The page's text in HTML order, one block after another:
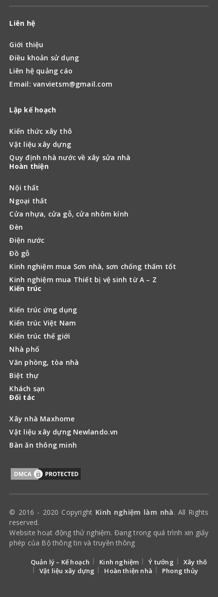
Liên hệ
Giới thiệu
Điều khoản sử dụng
Liên hệ quảng cáo
Email: vanvietsm@gmail.com
Lập kế hoạch
Kiến thức xây thô
Vật liệu xây dựng
Quy định nhà nước về xây sửa nhà
Hoàn thiện
Nội thất
Ngoại thất
Cửa nhựa, cửa gỗ, cửa nhôm kính
Đèn
Điện nước
Đồ gỗ
Kinh nghiệm mua Sơn nhà, sơn chống thấm tốt
Kinh nghiệm mua Thiết bị vệ sinh từ A – Z
Kiến trúc
Kiến trúc ứng dụng
Kiến trúc Việt Nam
Kiến trúc thế giới
Nhà phố
Văn phòng, tòa nhà
Biệt thự
Khách sạn
Đối tác
Xây nhà Maxhome
Vật liệu xây dựng Newlando.vn
Bàn ăn thông minh
© 2016 - 2020 Copyright Kinh nghiệm làm nhà. All Rights
reserved.
Website hoạt động thử nghiệm. Đang trong quá trình xin giấy
phép của Bộ thông tin và truyền thông
Quản lý – Kế hoạch Kinh nghiệm Ý tưởng
Xây thô
Vật liệu xây dựng
Hoàn thiện nhà Phong thủy